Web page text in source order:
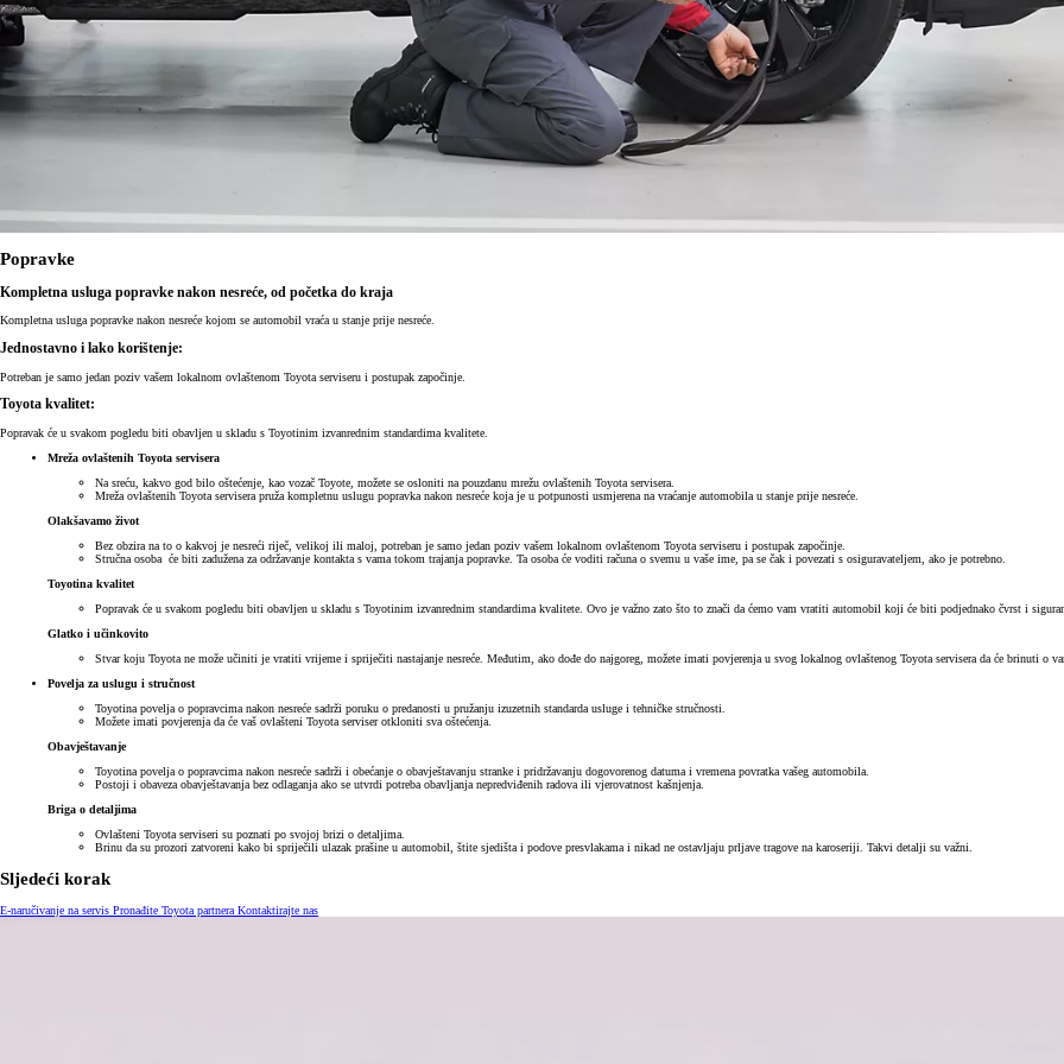
Popravke
Kompletna usluga popravke nakon nesreće, od početka do kraja
Kompletna usluga popravke nakon nesreće kojom se automobil vraća u stanje prije nesreće.
Jednostavno i lako korištenje:
Potreban je samo jedan poziv vašem lokalnom ovlaštenom Toyota serviseru i postupak započinje.
Toyota kvalitet:
Popravak će u svakom pogledu biti obavljen u skladu s Toyotinim izvanrednim standardima kvalitete.
Mreža ovlaštenih Toyota servisera
Na sreću, kakvo god bilo oštećenje, kao vozač Toyote, možete se osloniti na pouzdanu mrežu ovlaštenih Toyota servisera.
Mreža ovlaštenih Toyota servisera pruža kompletnu uslugu popravka nakon nesreće koja je u potpunosti usmjerena na vraćanje automobila u stanje prije nesreće.
Olakšavamo život
Bez obzira na to o kakvoj je nesreći riječ, velikoj ili maloj, potreban je samo jedan poziv vašem lokalnom ovlaštenom Toyota serviseru i postupak započinje.
Stručna osoba će biti zadužena za održavanje kontakta s vama tokom trajanja popravke. Ta osoba će voditi računa o svemu u vaše ime, pa se čak i povezati s osiguravateljem, ako je potrebno.
Toyotina kvalitet
Popravak će u svakom pogledu biti obavljen u skladu s Toyotinim izvanrednim standardima kvalitete. Ovo je važno zato što to znači da ćemo vam vratiti automobil koji će biti podjednako čvrst i
Glatko i učinkovito
Stvar koju Toyota ne može učiniti je vratiti vrijeme i spriječiti nastajanje nesreće. Međutim, ako dođe do najgoreg, možete imati povjerenja u svog lokalnog ovlaštenog Toyota servisera da će brinuti o
Povelja za uslugu i stručnost
Toyotina povelja o popravcima nakon nesreće sadrži poruku o predanosti u pružanju izuzetnih standarda usluge i tehničke stručnosti.
Možete imati povjerenja da će vaš ovlašteni Toyota serviser otkloniti sva oštećenja.
Obavještavanje
Toyotina povelja o popravcima nakon nesreće sadrži i obećanje o obavještavanju stranke i pridržavanju dogovorenog datuma i vremena povratka vašeg automobila.
Postoji i obaveza obavještavanja bez odlaganja ako se utvrdi potreba obavljanja nepredviđenih radova ili vjerovatnost kašnjenja.
Briga o detaljima
Ovlašteni Toyota serviseri su poznati po svojoj brizi o detaljima.
Brinu da su prozori zatvoreni kako bi spriječili ulazak prašine u automobil, štite sjedišta i podove presvlakama i nikad ne ostavljaju prljave tragove na karoseriji. Takvi detalji su važni.
Sljedeći korak
E-naručivanje na servis Pronađite Toyota partnera Kontaktirajte nas